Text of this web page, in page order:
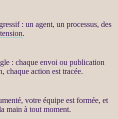
: un agent, un processus, des
.
: chaque envoi ou publication
chaque action est tracée.
votre équipe est formée, et
main à tout moment.